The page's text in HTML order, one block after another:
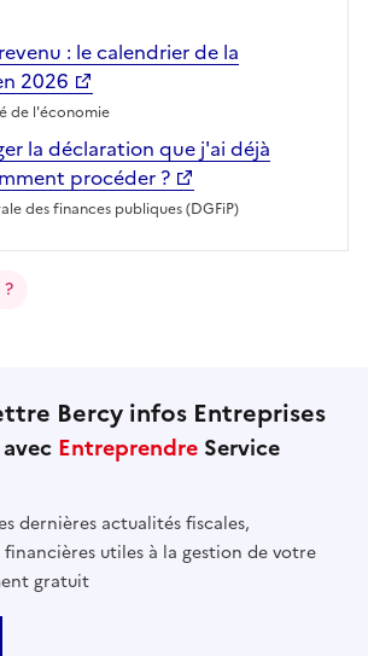
: le calendrier de la
2026
de l'économie
la déclaration que j'ai déjà
procéder ?
des finances publiques (DGFiP)
Bercy infos Entreprises
Entreprendre Service
dernières actualités fiscales,
utiles à la gestion de votre
gratuit